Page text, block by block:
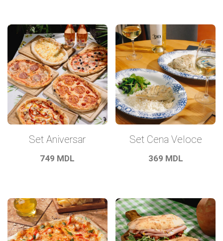
fost:
390 MDL.
328 MDL.
fost:
650 MDL.
569
Set Aniversar
749 MDL
Set Cena Veloce
369 MDL